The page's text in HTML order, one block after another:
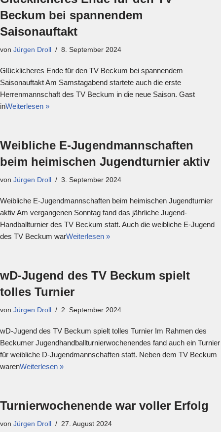
Beckum bei spannendem
Saisonauftakt
von Jürgen Droll 8. September 2024
Glücklicheres Ende für den TV Beckum bei spannendem
Saisonauftakt Am Samstagabend startete auch die erste
Herrenmannschaft des TV Beckum in die neue Saison. Gast
inWeiterlesen »
Weibliche E-Jugendmannschaften
beim heimischen Jugendturnier aktiv
von Jürgen Droll 3. September 2024
Weibliche E-Jugendmannschaften beim heimischen Jugendturnier
aktiv Am vergangenen Sonntag fand das jährliche Jugend-
Handballturnier des TV Beckum statt. Auch die weibliche E-Jugend
des TV Beckum warWeiterlesen »
wD-Jugend des TV Beckum spielt
tolles Turnier
von Jürgen Droll 2. September 2024
wD-Jugend des TV Beckum spielt tolles Turnier Im Rahmen des
Beckumer Jugendhandballturnierwochenendes fand auch ein Turnier
für weibliche D-Jugendmannschaften statt. Neben dem TV Beckum
warenWeiterlesen »
Turnierwochenende war voller Erfolg
von Jürgen Droll 27. August 2024